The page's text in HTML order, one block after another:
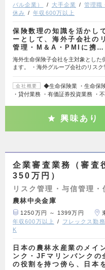
バル企業）
大手企業 管理職
休み
年収600万以上
保険数理の知識を活かし
ーとして、海外子会社の
管理・M＆A・PMIに携…
海外生命保険子会社を主対象とした
ます。 ・海外グループ会社のリス
会社概要
◆生命保険業 ・生命保
・貸付業務 ・有価証券投資業務 ・
興味あり
企業審査業務（審査
350万円）
リスク管理・与信管理・
農林中央金庫
1250万円 ～ 1399万円
年収600万以上
フレックス勤務
K
日本の農林水産業のメイ
ンク・JFマリンバンクの
の役割を持つ傍ら、日本